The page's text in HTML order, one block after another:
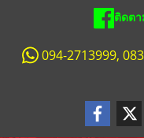
ติดต
094-2713999,